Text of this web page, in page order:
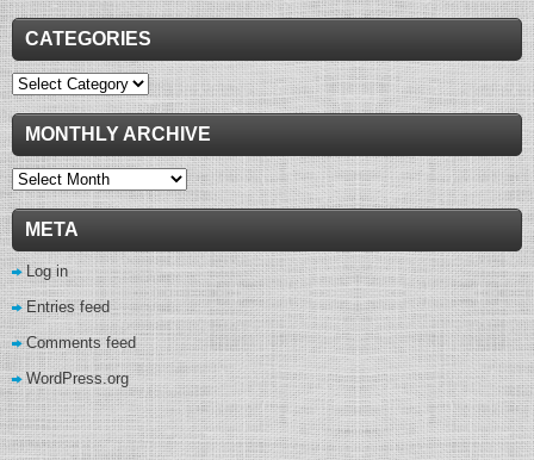
CATEGORIES
Categories
MONTHLY ARCHIVE
Monthly
Archive
META
Log in
Entries feed
Comments feed
WordPress.org